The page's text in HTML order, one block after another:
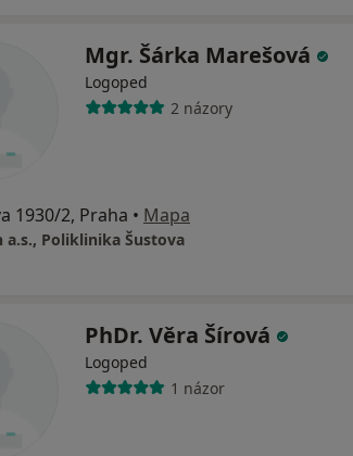
Mgr. Šárka Marešová
Logoped
2 názory
1930/2, Praha • Mapa
a.s., Poliklinika Šustova
PhDr. Věra Šírová
Logoped
1 názor